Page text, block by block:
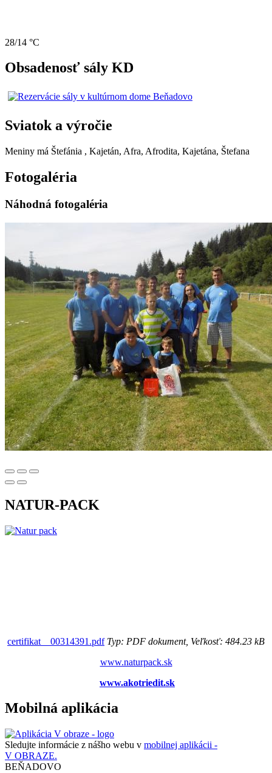
28/14 °C
Obsadenosť sály KD
Sviatok a výročie
Meniny má Štefánia , Kajetán, Afra, Afrodita, Kajetána, Štefana
Fotogaléria
Náhodná fotogaléria
NATUR-PACK
certifikat__00314391.pdfTyp: PDF dokument, Veľkosť: 484.23 kB
www.naturpack.sk
www.akotriedit.sk
Mobilná aplikácia
Sledujte informácie z nášho webu v mobilnej aplikácii -
V OBRAZE.
BEŇADOVO